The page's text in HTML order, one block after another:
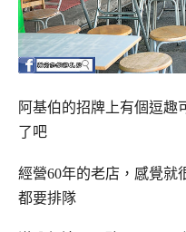
阿基伯的招牌上有個逗趣
了吧
經營60年的老店，感覺就
都要排隊